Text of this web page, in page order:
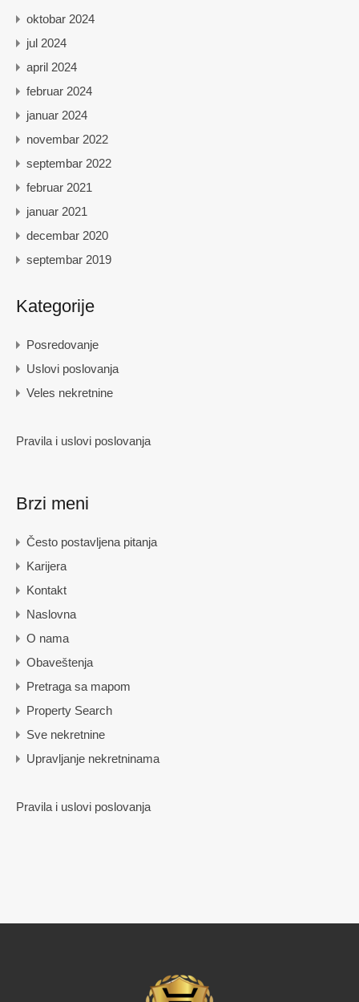
oktobar 2024
jul 2024
april 2024
februar 2024
januar 2024
novembar 2022
septembar 2022
februar 2021
januar 2021
decembar 2020
septembar 2019
Kategorije
Posredovanje
Uslovi poslovanja
Veles nekretnine
Pravila i uslovi poslovanja
Brzi meni
Često postavljena pitanja
Karijera
Kontakt
Naslovna
O nama
Obaveštenja
Pretraga sa mapom
Property Search
Sve nekretnine
Upravljanje nekretninama
Pravila i uslovi poslovanja